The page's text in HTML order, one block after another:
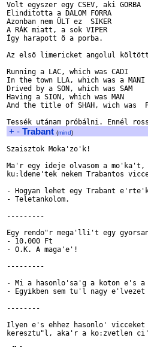
Volt egyszer egy CSEV, aki
Elinditotta a DALOM FORRA
Azonban nem ÜLT ez  SIKER
A RÁK miatt, a sok VIPER
Így harapott õ a porba.
Az elsõ limericket angolul
Running a LAC, which was
In the town LLA, which was a
Drived by a SON, which was SAM
Having a SION, which was MAN
And the title of SHAH, wich was
+ - Trabant (mind)
Szaisztok Moka'zo'k!
Ma'r egy ideje olvasom a
ku:ldene'tek nekem Trabantos
- Hogyan lehet egy Trabant
- Teletankolom.
---------
Egy rendo"r mega'lli't egy
- 10.000 Ft
- O.K. A maga'e'!
---------
- Mi a hasonlo'sa'g a koton e's a
- Egyikben sem tu'l nagy e'lvezet
--------
Ilyen e's ehhez hasonlo'
keresztu"l, aka'r a ko:zvetlen